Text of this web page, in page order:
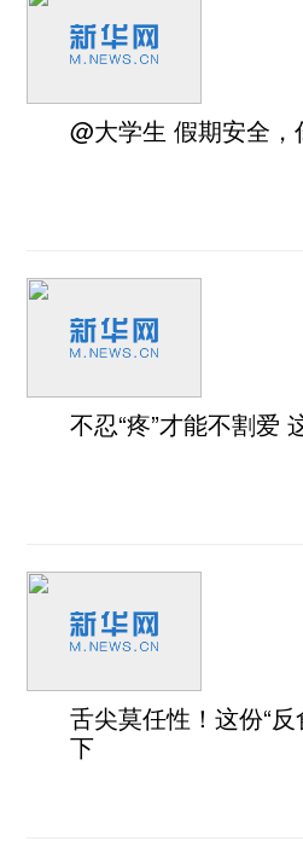
@大学生 假期安全，
不忍“疼”才能不割爱
舌尖莫任性！这份“
下